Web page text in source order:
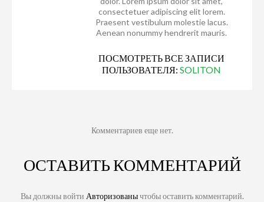
consectetuer adipiscing elit lorem.
Praesent vestibulum molestie lacus.
Aenean nonummy hendrerit mauris.
ПОСМОТРЕТЬ ВСЕ ЗАПИСИ
ПОЛЬЗОВАТЕЛЯ: SOLITON
Комментариев еще нет.
ОСТАВИТЬ КОММЕНТАРИЙ
Вы должны войти Авторизованычтобы оставить комментарий.